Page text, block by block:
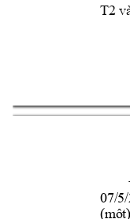
T2
07/
(một)